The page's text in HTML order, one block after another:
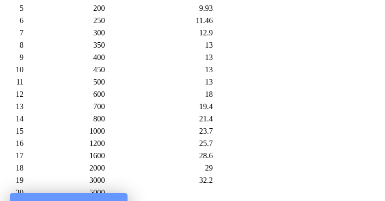
5
200
9.93
6
250
11.46
7
300
12.9
8
350
13
9
400
13
10
450
13
11
500
13
12
600
18
13
700
19.4
14
800
21.4
15
1000
23.7
16
1200
25.7
17
1600
28.6
18
2000
29
19
3000
32.2
20
5000